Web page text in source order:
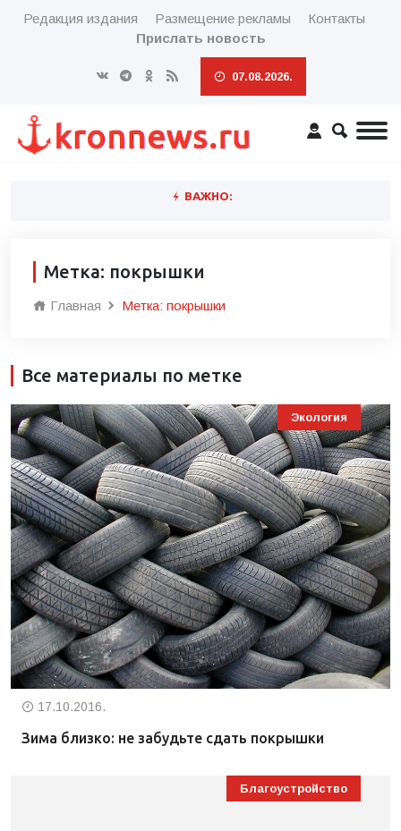
Редакция издания Размещение рекламы
Контакты
Прислать новость
07.08.2026.
ВАЖНО:
Метка: покрышки
Главная Метка: покрышки
Все материалы по метке
Экология
17.10.2016.
Зима близко: не забудьте сдать покрышки
Благоустройство